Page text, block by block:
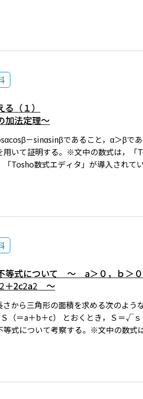
ような証明を試みてみた。※文中の
（１）
加法定理～
－sinαsinβであること，α＞βで
いて証明する。※文中の数式は，「
Tosho数式エディタ」が導入されて
等式について ～ a＞０，ｂ＞
2＋2c2a2 ～
から三角形の面積を求める次のよう
（＝a＋b＋c） とおくとき，Ｓ＝√
式について考察する。※文中の数式